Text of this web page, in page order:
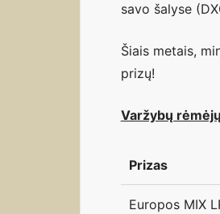
savo šalyse
Šiais metais,
prizų!
Varžybų
Prizas
Europos MIX